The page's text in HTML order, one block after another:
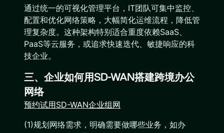
通过统一的可视化管理平台，IT团队可集中监控、
配置和优化网络策略，大幅简化运维流程，降低管
理复杂度。这种架构特别适合重度依赖SaaS、
PaaS等云服务，或追求快速迭代、敏捷响应的科
技企业。
三、企业如何用SD-WAN搭建跨境办公
网络
预约试用SD-WAN企业组网
(1)规划网络需求，明确需要做哪些业务，如办